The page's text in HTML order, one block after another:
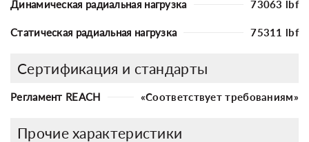
Динамическая радиальная нагрузка 73063 lbf
Статическая радиальная нагрузка 75311 lbf
Сертификация и стандарты
Регламент REACH «Соответствует требованиям»
Прочие характеристики